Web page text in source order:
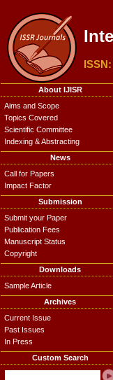
ISSN:
About IJISR
Aims and Scope
Topics Covered
Scientific Committee
Indexing & Abstracting
News
Call for Papers
Impact Factor
Submission
Submit your Paper
Publication Fees
Manuscript Status
Copyright
Downloads
Sample Article
Archives
Current Issue
Past Issues
In Press
Custom Search